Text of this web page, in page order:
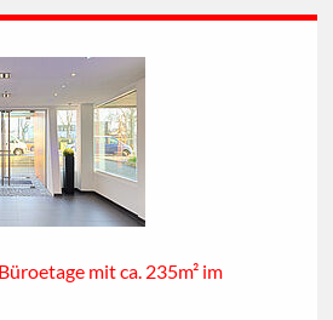
mit ca. 235m² im